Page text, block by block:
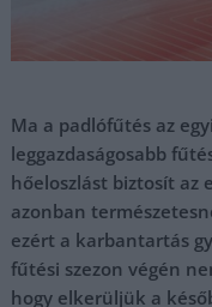
Ma a padlófűtés az
leggazdaságosabb
hőeloszlást biztosít az
azonban
ezért a karbantartás
fűtési szezon végén
hogy elkerüljük a